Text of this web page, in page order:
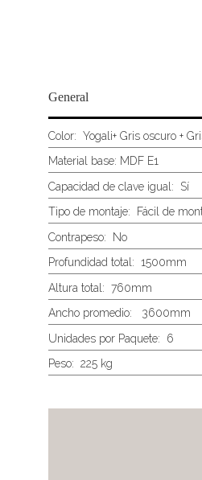
General
Color: Yogali+ Gris oscuro +
Material base: MDF E1
Capacidad de clave igual: Sí
Tipo de montaje: Fácil de
Contrapeso: No
Profundidad total: 1500mm
Altura total: 760mm
Ancho promedio: 3600mm
Unidades por Paquete: 6
Peso: 225 kg